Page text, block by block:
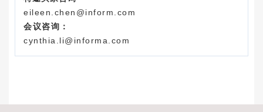
eileen.chen@inform.com
会议咨询：
cynthia.li@informa.com